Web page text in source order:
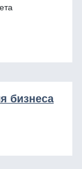
бизнеса